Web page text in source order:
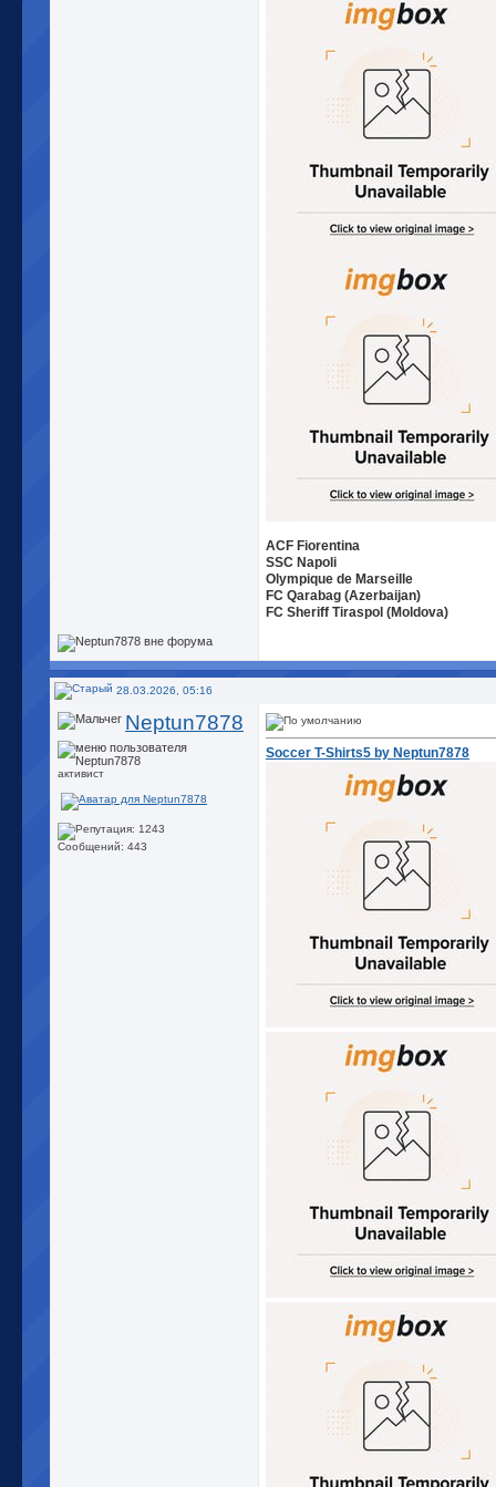
ACF Fiorentina
SSC Napoli
Olympique de Marseille
FC Qarabag (Azerbaijan)
FC Sheriff Tiraspol (Moldova)
28.03.2026, 05:16
Neptun7878
активист
Сообщений: 443
Soccer T-Shirts5 by Neptun7878